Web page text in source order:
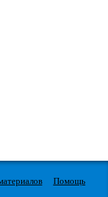
Помощь